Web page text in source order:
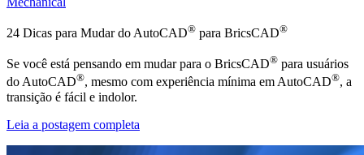
24 Dicas para Mudar do AutoCAD® para BricsCAD®
Se você está pensando em mudar para o BricsCAD® para usuários
do AutoCAD®, mesmo com experiência mínima em AutoCAD®, a
transição é fácil e indolor.
Leia a postagem completa